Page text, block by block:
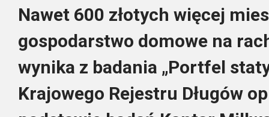
Nawet 600 złotych więcej
gospodarstwo domowe na
wynika z badania „Portfel
Krajowego Rejestru Długów